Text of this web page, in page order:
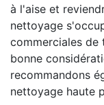
à l'aise et
nettoyage
commerciales de
bonne
recommandons
nettoyage haute